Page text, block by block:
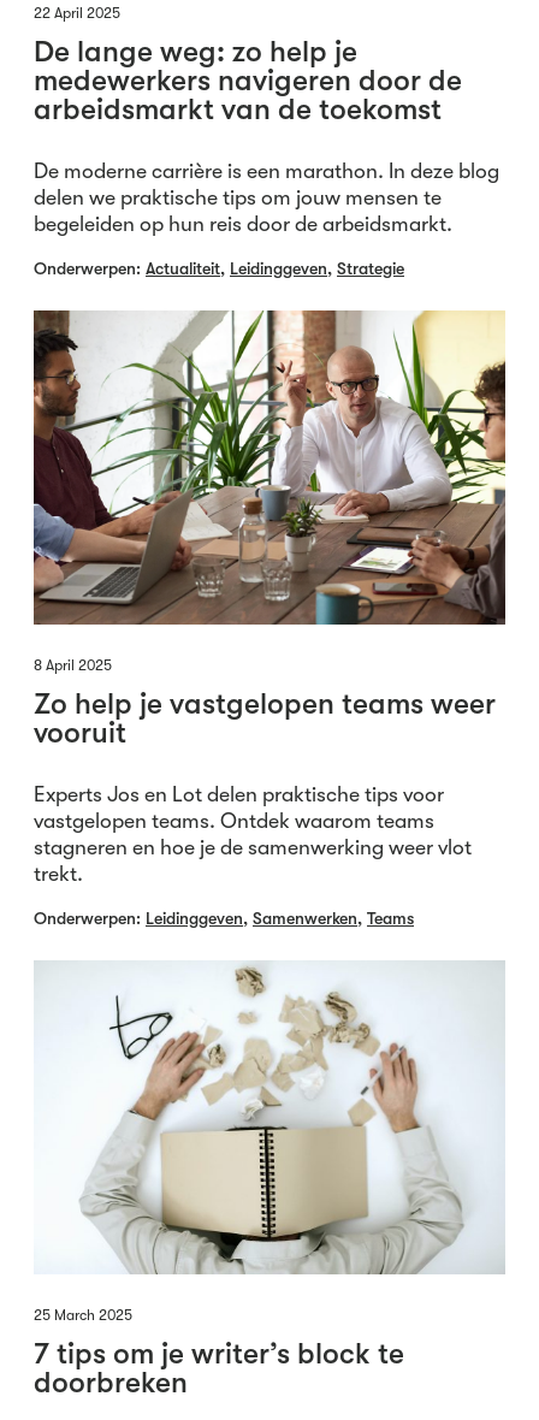
22 April 2025
De lange weg: zo help je
medewerkers navigeren door de
arbeidsmarkt van de toekomst
De moderne carrière is een marathon. In deze blog
delen we praktische tips om jouw mensen te
begeleiden op hun reis door de arbeidsmarkt.
Onderwerpen: Actualiteit, Leidinggeven, Strategie
8 April 2025
Zo help je vastgelopen teams weer
vooruit
Experts Jos en Lot delen praktische tips voor
vastgelopen teams. Ontdek waarom teams
stagneren en hoe je de samenwerking weer vlot
trekt.
Onderwerpen: Leidinggeven, Samenwerken, Teams
25 March 2025
7 tips om je writer’s block te
doorbreken